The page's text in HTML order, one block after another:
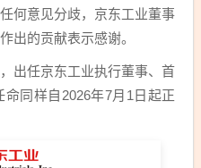
何意见分歧，京东工业董事
出的贡献表示感谢。
出任京东工业执行董事、首
同样自2026年7月1日起正